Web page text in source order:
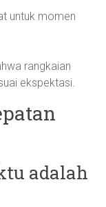
untuk momen
rangkaian
ekspektasi.
adalah